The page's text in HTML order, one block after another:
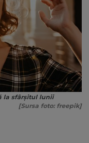
la sfârșitul lunii
[Sursa foto: freepik]